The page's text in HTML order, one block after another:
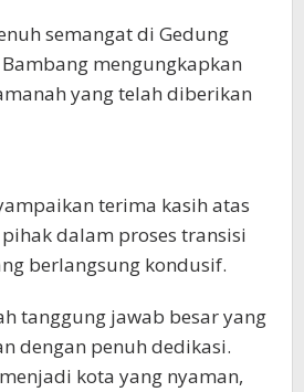
semangat di Gedung
Bambang mengungkapkan
yang telah diberikan
terima kasih atas
dalam proses transisi
berlangsung kondusif.
tanggung jawab besar yang
dengan penuh dedikasi.
kota yang nyaman,